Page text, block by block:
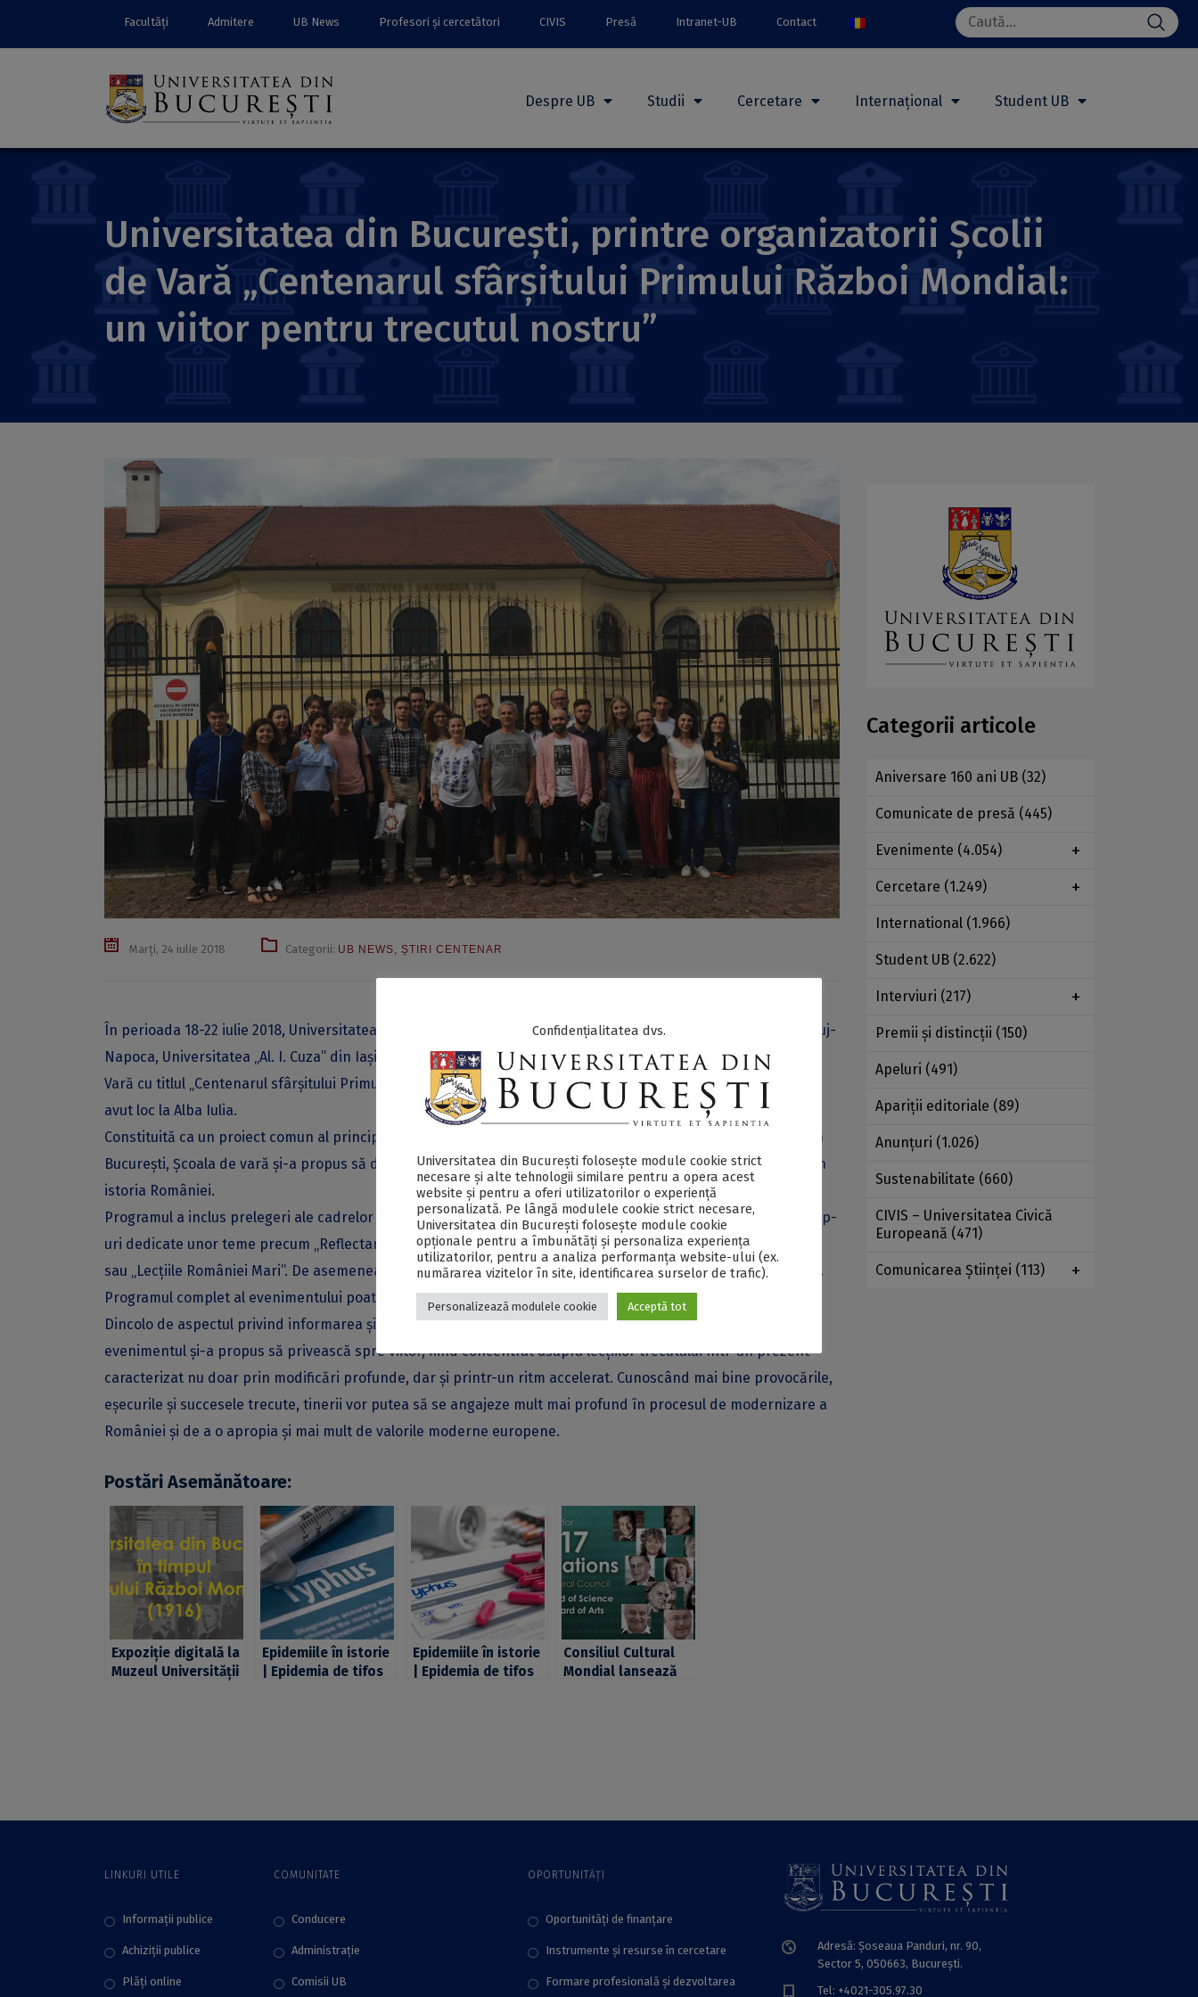
Facultăți Admitere UB News Profesori și cercetători CIVIS Presă Intranet-UB Contact
Search
for:
Despre UB Studii Cercetare Internațional Student UB
Universitatea din București, printre organizatorii Școlii
de Vară „Centenarul sfârșitului Primului Război Mondial:
un viitor pentru trecutul nostru”
Marți, 24 iulie 2018 Categorii: UB NEWS ȘTIRI CENTENAR
În perioada 18-22 iulie 2018, Universitatea din București, în parteneriat cu Universitatea „Babeș-Bolyai” din Cluj-
Napoca, Universitatea „Al. I. Cuza” din Iași și Universitatea „1 Decembrie” din Alba Iulia, a organizat Școala de
Vară cu titlul „Centenarul sfârșitului Primului Război Mondial: un viitor pentru trecutul nostru”. Evenimentul a
avut loc la Alba Iulia.
Constituită ca un proiect comun al principalelor centre universitare ale României, la inițiativa Universității din
București, Școala de vară și-a propus să direcționeze atenția tinerilor către acest eveniment fundamental din
istoria României.
Programul a inclus prelegeri ale cadrelor didactice din centrele universitare participante, precum și workshop-
uri dedicate unor teme precum „Reflectarea Primului Război Mondial, Unirii și Centenarului în mediul on-line”
sau „Lecțiile României Mari”. De asemenea, a fost organizată o vizită la Muzeul Național al Unirii din Alba-Iulia.
Programul complet al evenimentului poate fi accesataici - PDF.
Dincolo de aspectul privind informarea și conștientizarea în legătură cu evenimentele din urmă cu un secol,
evenimentul și-a propus să privească spre viitor, fiind concentrat asupra lecțiilor trecutului într-un prezent
caracterizat nu doar prin modificări profunde, dar și printr-un ritm accelerat. Cunoscând mai bine provocările,
eșecurile și succesele trecute, tinerii vor putea să se angajeze mult mai profund în procesul de modernizare a
României și de a o apropia și mai mult de valorile moderne europene.
Postări Asemănătoare:
Expoziție digitală la
Muzeul Universității
Epidemiile în istorie
| Epidemia de tifos
Epidemiile în istorie
| Epidemia de tifos
Consiliul Cultural
Mondial lansează
Categorii articole
Aniversare 160 ani UB (32)
Comunicate de presă (445)
Evenimente (4.054)
Cercetare (1.249)
International (1.966)
Student UB (2.622)
Interviuri (217)
Premii şi distincţii (150)
Apeluri (491)
Apariţii editoriale (89)
Anunţuri (1.026)
Sustenabilitate (660)
CIVIS – Universitatea Civică
Europeană (471)
Comunicarea Ştiinţei (113)
LINKURI UTILE
Informații publice
Achiziții publice
Plăţi online
COMUNITATE
Conducere
Administraţie
Comisii UB
OPORTUNITĂȚI
Oportunități de finanțare
Instrumente și resurse în cercetare
Formare profesională și dezvoltarea
Adresă: Șoseaua Panduri, nr. 90,
Sector 5, 050663, Bucureşti.
Tel: +4021-305.97.30
Confidențialitatea dvs.
Universitatea din București folosește module cookie strict
necesare și alte tehnologii similare pentru a opera acest
website și pentru a oferi utilizatorilor o experiență
personalizată. Pe lângă modulele cookie strict necesare,
Universitatea din București folosește module cookie
opționale pentru a îmbunătăți și personaliza experiența
utilizatorilor, pentru a analiza performanța website-ului (ex.
numărarea vizitelor în site, identificarea surselor de trafic).
Personalizează modulele cookie Acceptă tot